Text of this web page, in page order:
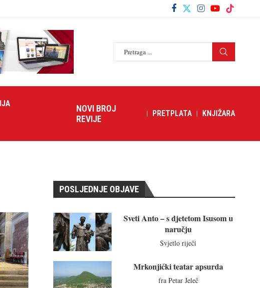
NOVI BROJ
REVIJE
PRETPLATA KNJIŽARA
POSLJEDNJE OBJAVE
Sveti Anto – s djetetom Isusom u
naručju
Svjetlo riječi
Mrkonjićki teatar apsurda
fra Petar Jeleč